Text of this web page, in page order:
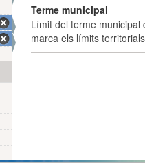
Terme municipal
Límit del terme municipal
marca els límits